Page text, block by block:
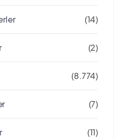
(14)
(2)
(8.774)
(7)
(11)